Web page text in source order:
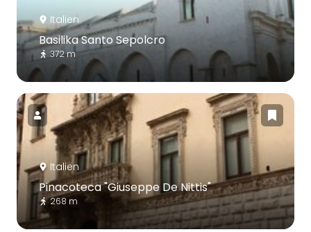
Italien
Basilika Santo Sepolcro
372 m
Italien
Pinacoteca "Giuseppe De Nittis"
268 m